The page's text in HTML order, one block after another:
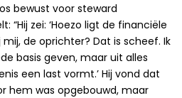
bewust voor steward
“Hij zei: ‘Hoezo ligt de financiële
de oprichter? Dat is scheef. Ik
basis geven, maar uit alles
een last vormt.’ Hij vond dat
hem was opgebouwd, maar